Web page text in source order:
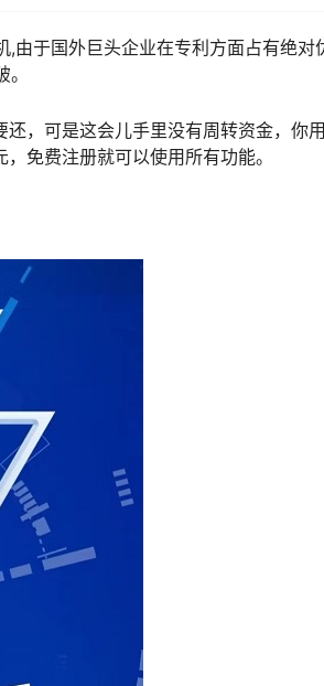
由于国外巨头企业在专利方面占有绝对
，可是这会儿手里没有周转资金，你
免费注册就可以使用所有功能。